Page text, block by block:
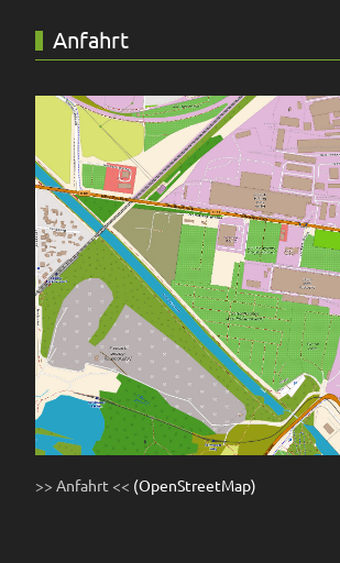
Anfahrt
>> Anfahrt << (OpenStreetMap)